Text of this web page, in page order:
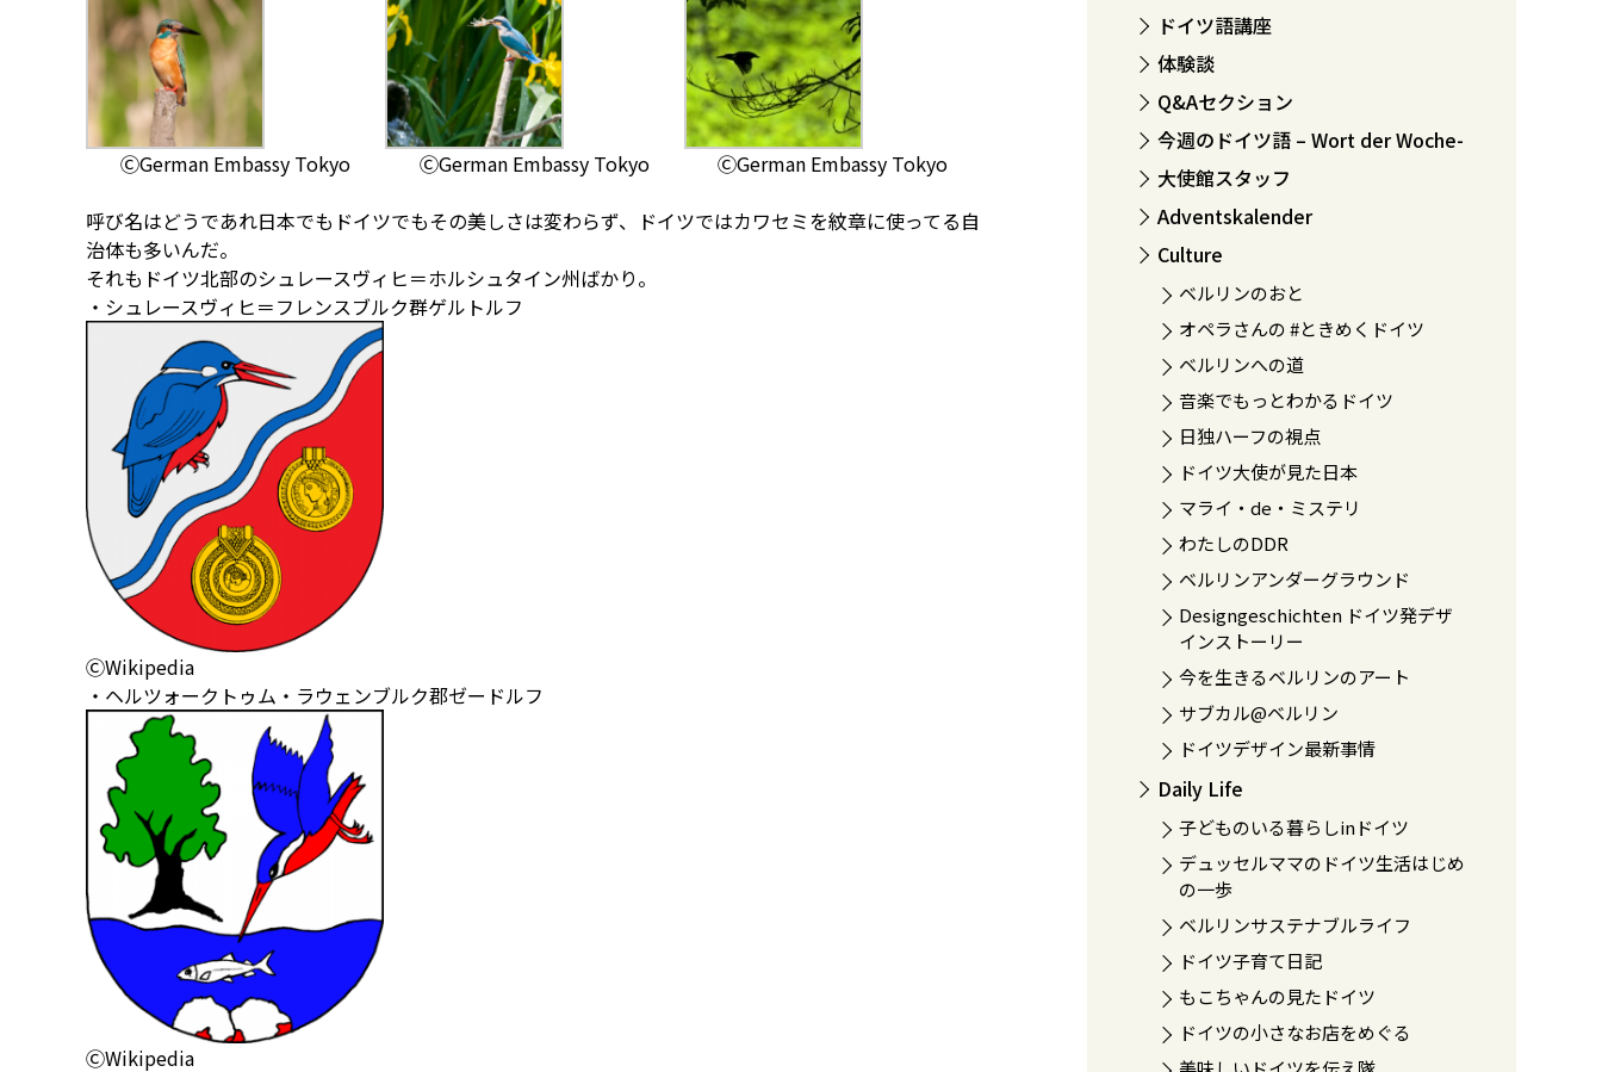
ⒸGerman Embassy Tokyo ⒸGerman Embassy Tokyo
ⒸGerman Embassy Tokyo
呼び名はどうであれ日本でもドイツでもその美しさは変わらず、ドイツではカワセミを紋章に使ってる自
治体も多いんだ。
それもドイツ北部のシュレースヴィヒ＝ホルシュタイン州ばかり。
・シュレースヴィヒ＝フレンスブルク群ゲルトルフ
ⒸWikipedia
・ヘルツォークトゥム・ラウェンブルク郡ゼードルフ
ⒸWikipedia
ドイツ語講座
体験談
Q&Aセクション
今週のドイツ語 – Wort der Woche-
大使館スタッフ
Adventskalender
Culture
ベルリンのおと
オペラさんの #ときめくドイツ
ベルリンへの道
音楽でもっとわかるドイツ
日独ハーフの視点
ドイツ大使が見た日本
マライ・de・ミステリ
わたしのDDR
ベルリンアンダーグラウンド
Designgeschichten ドイツ発デザ
インストーリー
今を生きるベルリンのアート
サブカル@ベルリン
ドイツデザイン最新事情
Daily Life
子どものいる暮らしinドイツ
デュッセルママのドイツ生活はじめ
の一歩
ベルリンサステナブルライフ
ドイツ子育て日記
もこちゃんの見たドイツ
ドイツの小さなお店をめぐる